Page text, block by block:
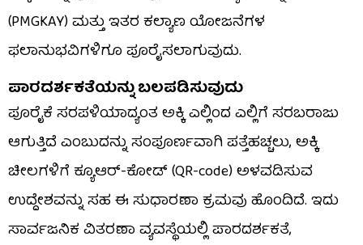
(PMGKAY) ಮತ್ತು ಇತರ ಕಲ್ಯಾಣ ಯೋಜನೆಗಳ
ಫಲಾನುಭವಿಗಳಿಗೂ ಪೂರೈಸಲಾಗುವುದು.
ಪಾರದರ್ಶಕತೆಯನ್ನು ಬಲಪಡಿಸುವುದು
ಪೂರೈಕೆ ಸರಪಳಿಯಾದ್ಯಂತ ಅಕ್ಕಿ ಎಲ್ಲಿಂದ ಎಲ್ಲಿಗೆ ಸರಬರಾಜು
ಆಗುತ್ತಿದೆ ಎಂಬುದನ್ನು ಸಂಪೂರ್ಣವಾಗಿ ಪತ್ತೆಹಚ್ಚಲು, ಅಕ್ಕಿ
ಚೀಲಗಳಿಗೆ ಕ್ಯೂಆರ್-ಕೋಡ್ (QR-code) ಅಳವಡಿಸುವ
ಉದ್ದೇಶವನ್ನು ಸಹ ಈ ಸುಧಾರಣಾ ಕ್ರಮವು ಹೊಂದಿದೆ. ಇದು
ಸಾರ್ವಜನಿಕ ವಿತರಣಾ ವ್ಯವಸ್ಥೆಯಲ್ಲಿ ಪಾರದರ್ಶಕತೆ,